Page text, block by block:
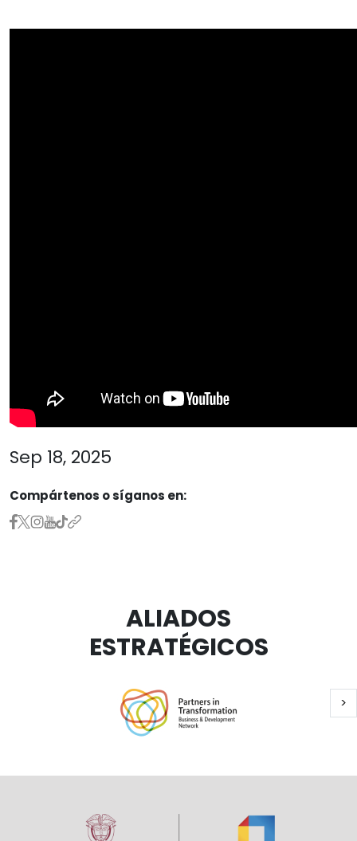
Sep 18, 2025
Compártenos o síganos en:
ALIADOS
ESTRATÉGICOS
>